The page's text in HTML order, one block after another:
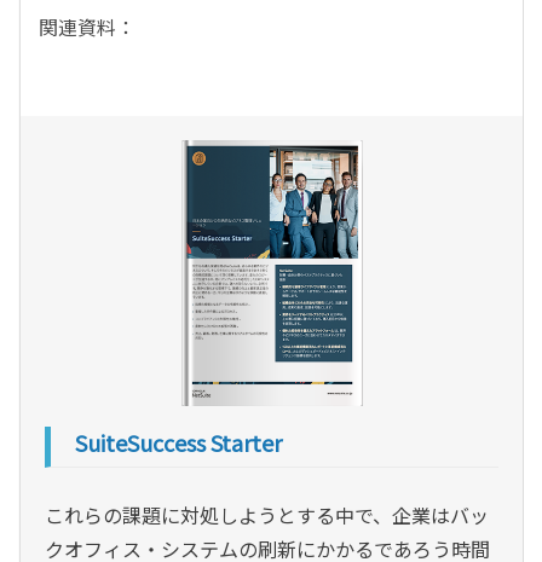
関連資料：
SuiteSuccess Starter
これらの課題に対処しようとする中で、企業はバッ
クオフィス・システムの刷新にかかるであろう時間